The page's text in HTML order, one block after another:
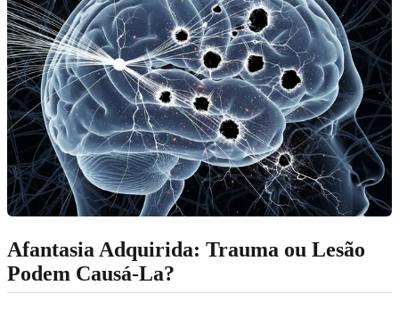
Afantasia Adquirida: Trauma ou Lesão
Podem Causá-La?